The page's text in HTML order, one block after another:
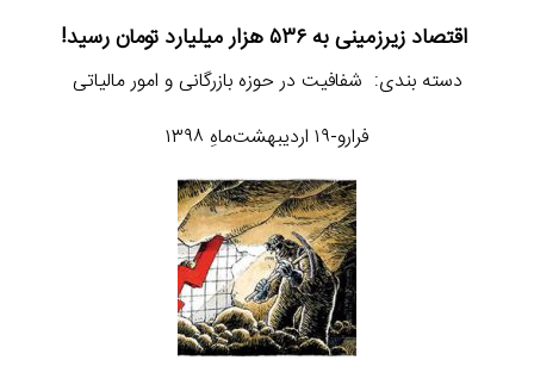
اقتصاد زیرزمینی به ۵۳۶ هزار میلیارد تومان رسید!
دسته بندی: شفافیت در حوزه بازرگانی و امور مالیاتی
فرارو-۱۹ اردیبهشت‌ماهِ ۱۳۹۸